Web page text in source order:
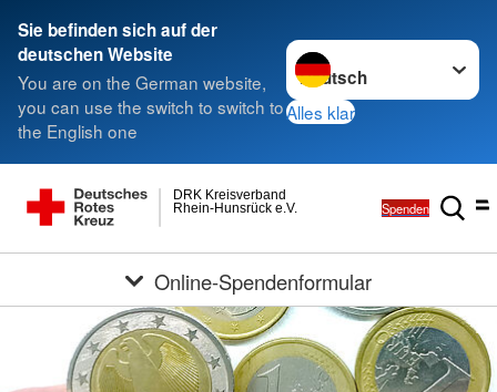
Sie befinden sich auf der
deutschen Website
You are on the German website,
you can use the switch to switch to
the English one
Sprache wechseln zu
Alles klar
Rhein-Hunsrück e.V.
DRK Kreisverband
Spenden
Online-Spendenformular